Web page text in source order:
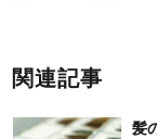
関連記事
髪